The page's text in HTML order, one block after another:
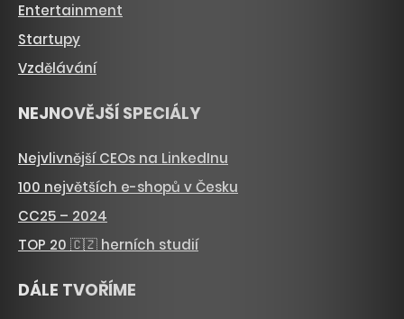
Entertainment
Startupy
Vzdělávání
NEJNOVĚJŠÍ SPECIÁLY
Nejvlivnější CEOs na LinkedInu
100 největších e-shopů v Česku
CC25 – 2024
TOP 20 🇨🇿 herních studií
DÁLE TVOŘÍME